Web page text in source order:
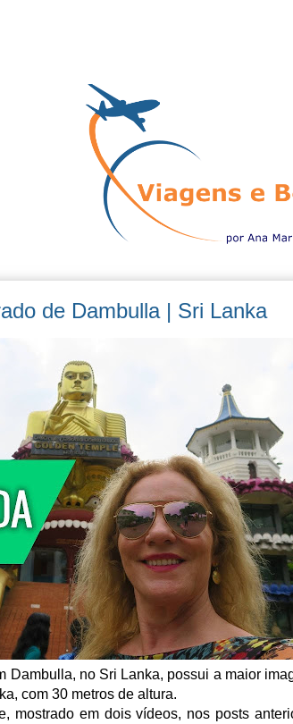
de Dambulla | Sri Lanka
Dambulla, no Sri Lanka, possui a maior
com 30 metros de altura.
mostrado em dois vídeos, nos posts